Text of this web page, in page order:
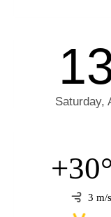
3 m/s